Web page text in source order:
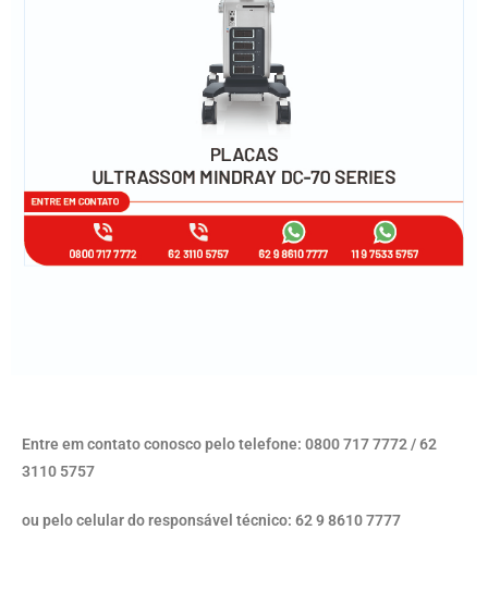
Entre em contato conosco pelo telefone: 0800 717 7772 / 62
3110 5757
ou pelo celular do responsável técnico: 62 9 8610 7777